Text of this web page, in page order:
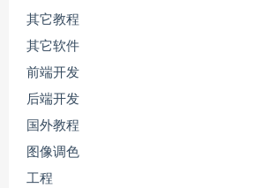
其它教程
其它软件
前端开发
后端开发
国外教程
图像调色
工程